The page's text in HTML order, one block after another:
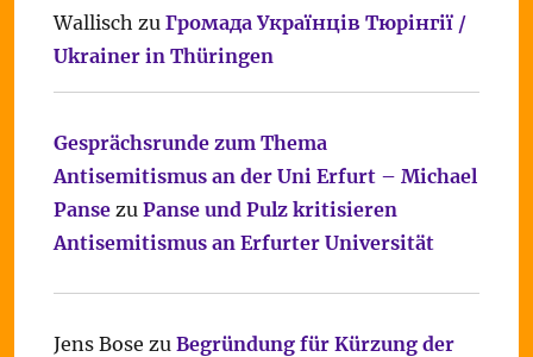
Wallisch zu Громада Українців Тюрінгії /
Ukrainer in Thüringen
Gesprächsrunde zum Thema
Antisemitismus an der Uni Erfurt – Michael
Pansezu Panse und Pulz kritisieren
Antisemitismus an Erfurter Universität
Jens Bose zu Begründung für Kürzung der